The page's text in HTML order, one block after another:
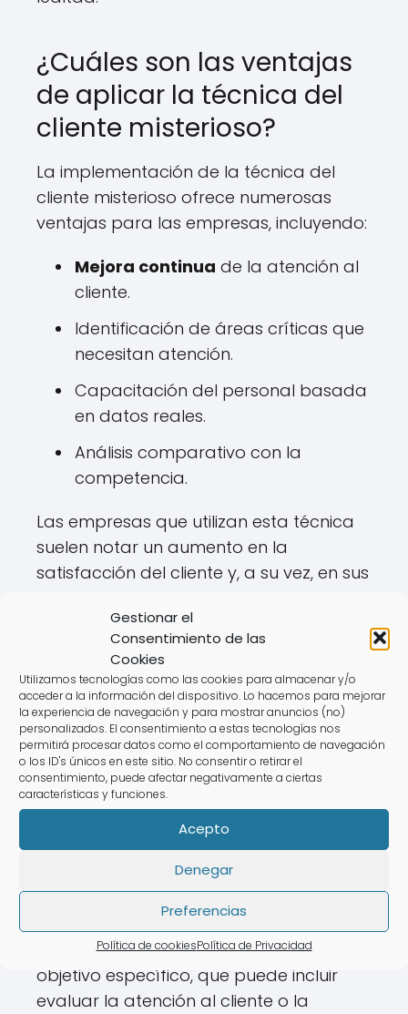
Gestionar el
Consentimiento de las
Cookies
Utilizamos tecnologías como las cookies para almacenar y/o
acceder a la información del dispositivo. Lo hacemos para mejorar
la experiencia de navegación y para mostrar anuncios (no)
personalizados. El consentimiento a estas tecnologías nos
permitirá procesar datos como el comportamiento de navegación
o los ID's únicos en este sitio. No consentir o retirar el
consentimiento, puede afectar negativamente a ciertas
características y funciones.
Acepto
Denegar
Preferencias
Política de cookiesPolítica de Privacidad
¿Cuáles son las ventajas
de aplicar la técnica del
cliente misterioso?
La implementación de la técnica del
cliente misterioso ofrece numerosas
ventajas para las empresas, incluyendo:
Mejora continua de la atención al
cliente.
Identificación de áreas críticas que
necesitan atención.
Capacitación del personal basada
en datos reales.
Análisis comparativo con la
competencia.
Las empresas que utilizan esta técnica
suelen notar un aumento en la
satisfacción del cliente y, a su vez, en sus
mejorar la experiencia del cliente, crean
un impacto positivo en su reputación y
credibilidad.
Preguntas relacionadas
sobre el cliente misterioso
¿Cómo funciona un cliente
El funcionamiento de un cliente
estructurado. Primero, se le asigna un
objetivo específico, que puede incluir
evaluar la atención al cliente o la